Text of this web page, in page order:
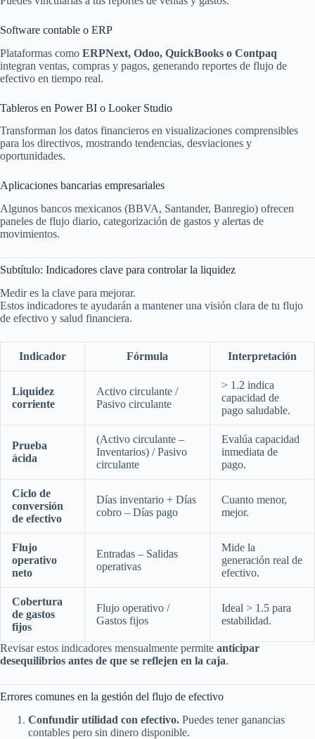
Software contable o ERP
Plataformas como ERPNext, Odoo, QuickBooks o Contpaq
integran ventas, compras y pagos, generando reportes de flujo de
efectivo en tiempo real.
Tableros en Power BI o Looker Studio
Transforman los datos financieros en visualizaciones comprensibles
para los directivos, mostrando tendencias, desviaciones y
oportunidades.
Aplicaciones bancarias empresariales
Algunos bancos mexicanos (BBVA, Santander, Banregio) ofrecen
paneles de flujo diario, categorización de gastos y alertas de
movimientos.
Subtítulo: Indicadores clave para controlar la liquidez
Medir es la clave para mejorar.
Estos indicadores te ayudarán a mantener una visión clara de tu flujo
de efectivo y salud financiera.
Indicador Fórmula Interpretación
Liquidez
corriente
Activo circulante /
Pasivo circulante
> 1.2 indica
capacidad de
pago saludable.
Prueba
ácida
(Activo circulante –
Inventarios) / Pasivo
circulante
Evalúa capacidad
inmediata de
pago.
Ciclo de
conversión
de efectivo
Días inventario + Días
cobro – Días pago
Cuanto menor,
mejor.
Flujo
operativo
neto
Entradas – Salidas
operativas
Mide la
generación real de
efectivo.
Cobertura
de gastos
fijos
Flujo operativo /
Gastos fijos
Ideal > 1.5 para
estabilidad.
Revisar estos indicadores mensualmente permite anticipar
desequilibrios antes de que se reflejen en la caja.
Errores comunes en la gestión del flujo de efectivo
Confundir utilidad con efectivo. Puedes tener ganancias
contables pero sin dinero disponible.